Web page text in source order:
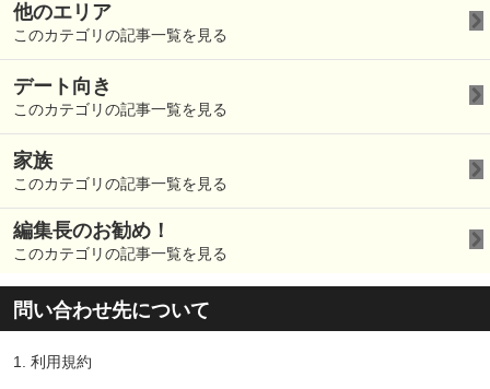
他のエリア
このカテゴリの記事一覧を見る
デート向き
このカテゴリの記事一覧を見る
家族
このカテゴリの記事一覧を見る
編集長のお勧め！
このカテゴリの記事一覧を見る
問い合わせ先について
1. 利用規約